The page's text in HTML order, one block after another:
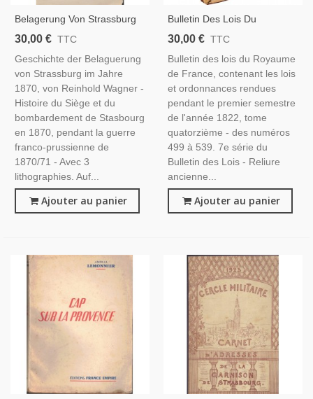
Belagerung Von Strassburg
Im 1870, R. Wagner, 1878 -
Strasbourg En 1870, Guerre
Franco-Prussienne,
30,00 € TTC
Geschichte der Belaguerung
von Strassburg im Jahre
1870, von Reinhold Wagner -
Histoire du Siège et du
bombardement de Stasbourg
en 1870, pendant la guerre
franco-prussienne de
1870/71 - Avec 3
lithographies. Auf...
Ajouter au panier
Bulletin Des Lois Du
Royaume De France 1822,
X, Louis XVIII, Législation,
Lois 1822, Manuels Droit,
30,00 € TTC
Bulletin des lois du Royaume
de France, contenant les lois
et ordonnances rendues
pendant le premier semestre
de l'année 1822, tome
quatorzième - des numéros
499 à 539. 7e série du
Bulletin des Lois - Reliure
ancienne...
Ajouter au panier